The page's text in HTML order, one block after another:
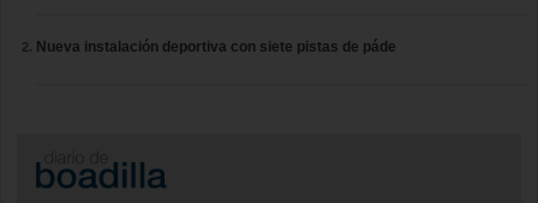
Nueva instalación deportiva con siete pistas de páde